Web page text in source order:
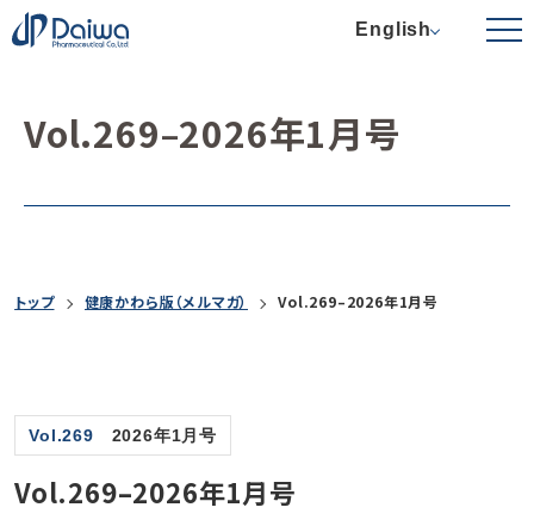
English
Vol.269–2026年1月号
トップ 健康かわら版（メルマガ） Vol.269–2026年1月号
Vol.269 2026年1月号
Vol.269–2026年1月号